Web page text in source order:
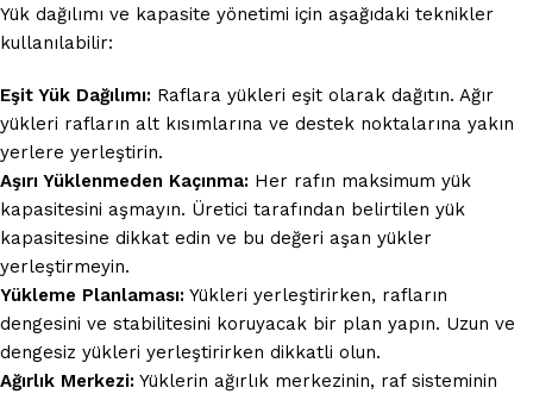
Yük dağılımı ve kapasite yönetimi için aşağıdaki teknikler
kullanılabilir:
Eşit Yük Dağılımı: Raflara yükleri eşit olarak dağıtın. Ağır
yükleri rafların alt kısımlarına ve destek noktalarına yakın
yerlere yerleştirin.
Aşırı Yüklenmeden Kaçınma: Her rafın maksimum yük
kapasitesini aşmayın. Üretici tarafından belirtilen yük
kapasitesine dikkat edin ve bu değeri aşan yükler
yerleştirmeyin.
Yükleme Planlaması: Yükleri yerleştirirken, rafların
dengesini ve stabilitesini koruyacak bir plan yapın. Uzun ve
dengesiz yükleri yerleştirirken dikkatli olun.
Ağırlık Merkezi: Yüklerin ağırlık merkezinin, raf sisteminin